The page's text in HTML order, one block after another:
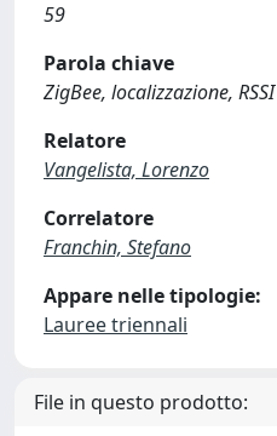
59
Parola chiave
ZigBee, localizzazione, RSSI
Relatore
Vangelista, Lorenzo
Correlatore
Franchin, Stefano
Appare nelle tipologie:
Lauree triennali
File in questo prodotto: